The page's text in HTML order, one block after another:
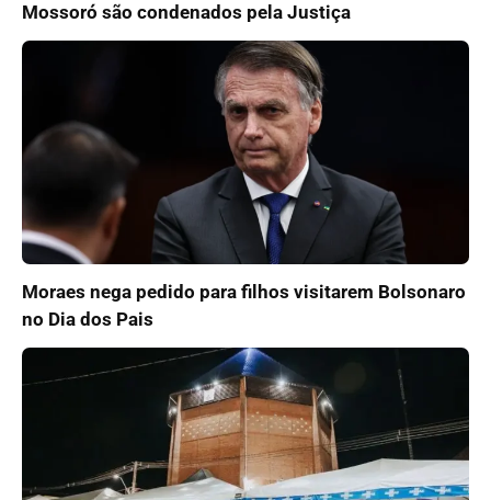
Mossoró são condenados pela Justiça
Moraes nega pedido para filhos visitarem Bolsonaro
no Dia dos Pais